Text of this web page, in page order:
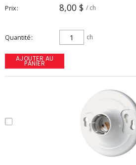
Prix 8,00 $ / ch
Quantité ch
AJOUTER AU
PANIER